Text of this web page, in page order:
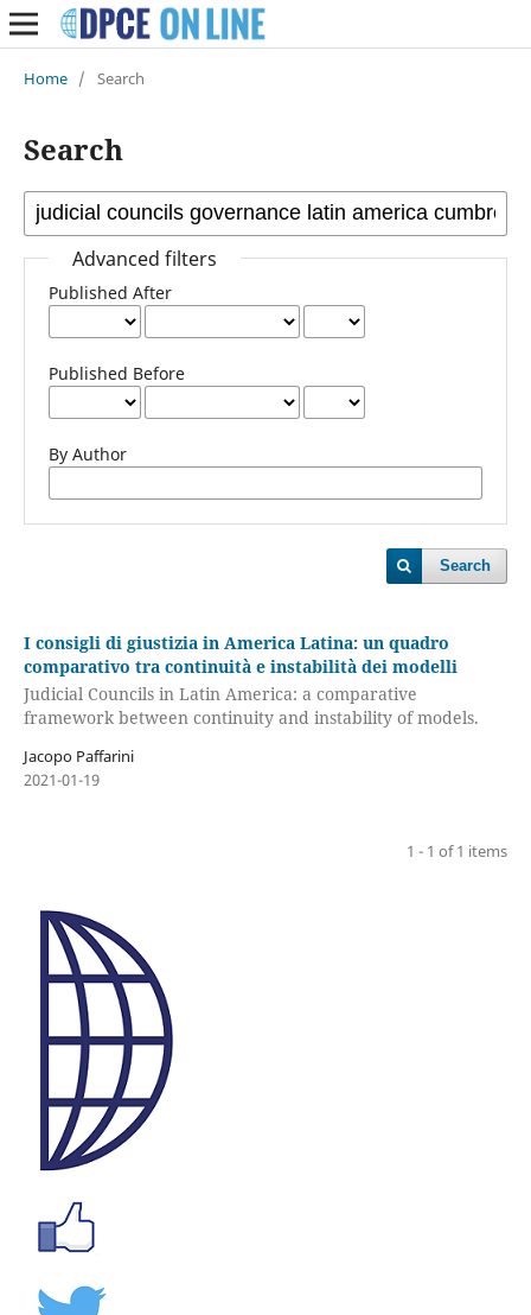
Home / Search
Search
Advanced filters
Published After
Published Before
By Author
Search
I consigli di giustizia in America Latina: un quadro
comparativo tra continuità e instabilità dei modelli
Judicial Councils in Latin America: a comparative
framework between continuity and instability of models.
Jacopo Paffarini
2021-01-19
1 - 1 of 1 items